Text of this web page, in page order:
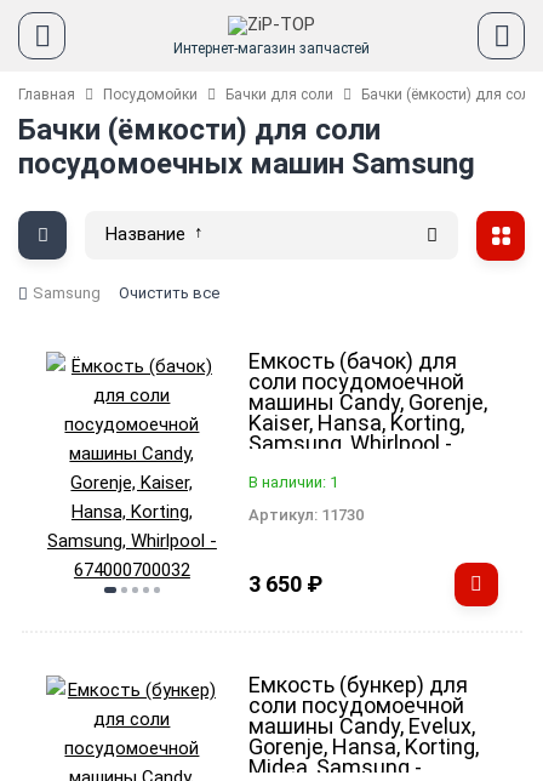
Интернет-магазин запчастей
Главная Посудомойки Бачки для соли Бачки (ёмкости) для
Бачки (ёмкости) для соли
посудомоечных машин Samsung
Название
Samsung Очистить все
Ёмкость (бачок) для
соли посудомоечной
машины Candy, Gorenje,
Kaiser, Hansa, Korting,
Samsung, Whirlpool -
В наличии: 1
Артикул: 11730
3 650 ₽
Емкость (бункер) для
соли посудомоечной
машины Candy, Evelux,
Gorenje, Hansa, Korting,
Midea, Samsung -